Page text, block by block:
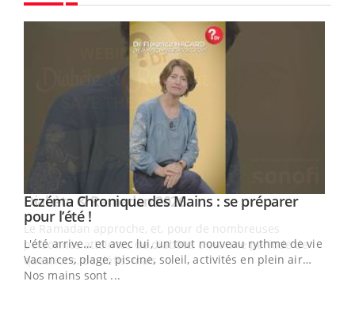
Youtube
Eczéma Chronique des Mains : se préparer
pour l’été !Youtube
L'été arrive… et avec lui, un tout nouveau rythme de vie !
Vacances, plage, piscine, soleil, activités en plein air…
Nos mains sont ...
Youtube
Diabète & Ramadan 2026Youtube
Le Ramadan approche, et, pour de nombreuses
personnes atteintes de diabète, c'est une période de
questions, de défis, mais ...